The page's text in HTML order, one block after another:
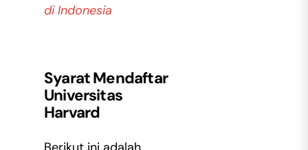
di Indonesia
Syarat Mendaftar
Universitas
Harvard